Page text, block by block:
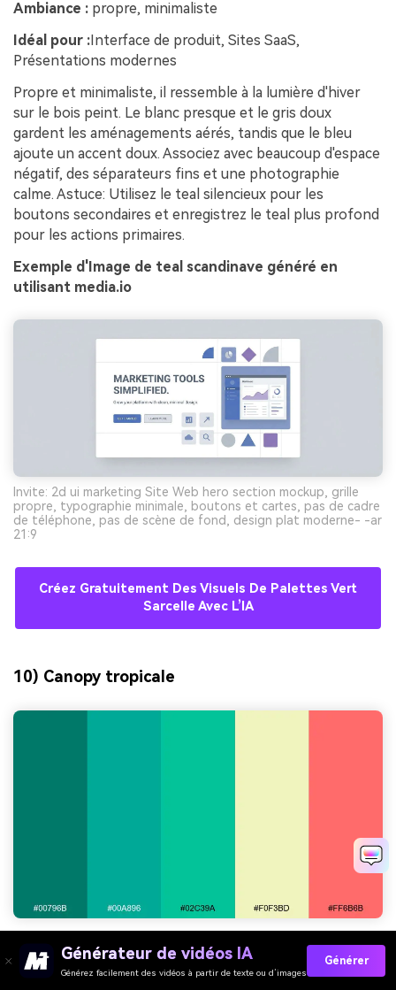
Ambiance : propre, minimaliste
Idéal pour :Interface de produit, Sites SaaS,
Présentations modernes
Propre et minimaliste, il ressemble à la lumière d'hiver
sur le bois peint. Le blanc presque et le gris doux
gardent les aménagements aérés, tandis que le bleu
ajoute un accent doux. Associez avec beaucoup d'espace
négatif, des séparateurs fins et une photographie
calme. Astuce: Utilisez le teal silencieux pour les
boutons secondaires et enregistrez le teal plus profond
pour les actions primaires.
Exemple d'Image de teal scandinave généré en
utilisant media.io
Invite: 2d ui marketing Site Web hero section mockup, grille
propre, typographie minimale, boutons et cartes, pas de cadre
de téléphone, pas de scène de fond, design plat moderne- -ar
21:9
Créez Gratuitement Des Visuels De Palettes Vert
Sarcelle Avec L’IA
10) Canopy tropicale
HEX :
#00796B#00A896#02C39A#F0F3BD#FF6B6B
Générateur de vidéos IA
Générez facilement des vidéos à partir de texte ou d’images
Générer